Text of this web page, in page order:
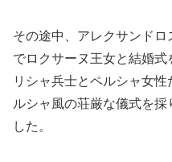
その途中、アレクサンド
でロクサーヌ王女と結婚
リシャ兵士とペルシャ女
ルシャ風の荘厳な儀式を
した。